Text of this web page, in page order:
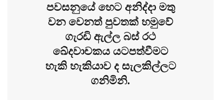
පවසනුයේ හෙට අනිද්දා මතු
වන වෙනත් පුවතක් හමුවේ
ගැරඩි ඇල්ල බස් රථ
ඛේදවාචකය යටපත්වීමට
හැකි හැකියාව ද සැලකිල්ලට
ගනිමිනි.